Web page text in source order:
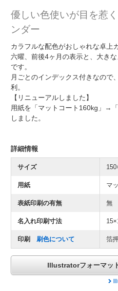
優しい色使いが目を惹
ンダー
カラフルな配色がおしゃれな卓上
六曜、前後4ヶ月の表示と、大き
です。
月ごとのインデックス付きなので
利。
【リニューアルしました】
用紙を「マットコート160kg」→
しました。
詳細情報
サイズ
用紙 マ
表紙印刷の有無 無
名入れ印刷寸法
印刷刷色について 箔
Illustratorフォーマッ